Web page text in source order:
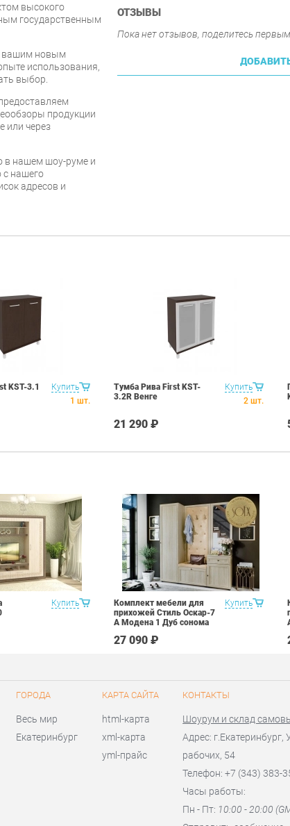
высокого
государственным
вашим новым
использования,
выбор.
продукции
или через
в нашем шоу-руме и
с нашего
адресов и
ОТЗЫВЫ
Пока нет отзывов, поделитесь
Купить
KST-3.1
1 шт.
Купить
Тумба Рива First KST-
3.2R Венге
21 290 ₽
2 шт.
Купить Купить
Комплект мебели для
прихожей Стиль Оскар-7
А Модена 1 Дуб сонома
27 090 ₽
ГОРОДА
Весь мир
Екатеринбург
КАРТА САЙТА
html-карта
xml-карта
yml-прайс
КОНТАКТЫ
Шоурум и склад
Адрес: г.Екатеринбург,
рабочих, 54
Телефон: +7 (343) 383-
Часы работы:
Пн - Пт: 10:00 - 20:00